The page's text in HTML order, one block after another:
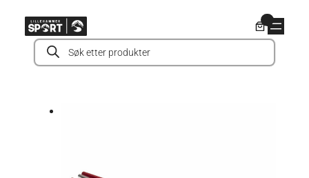
innholdProducts
search